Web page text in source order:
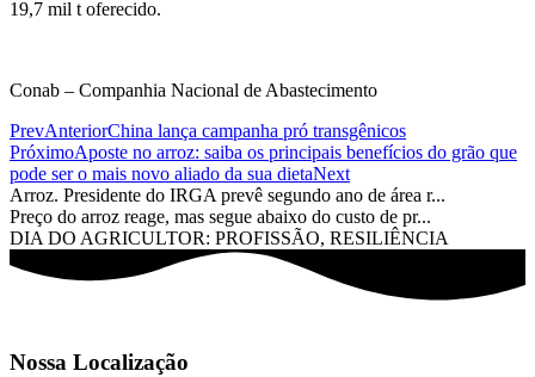
19,7 mil t oferecido.
Conab – Companhia Nacional de Abastecimento
PrevAnteriorChina lança campanha pró transgênicos
PróximoAposte no arroz: saiba os principais benefícios do grão que
pode ser o mais novo aliado da sua dietaNext
Arroz. Presidente do IRGA prevê segundo ano de área r...
Preço do arroz reage, mas segue abaixo do custo de pr...
DIA DO AGRICULTOR: PROFISSÃO, RESILIÊNCIA
Nossa Localização